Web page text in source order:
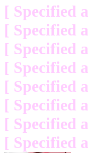
[ Specified
[ Specified
[ Specified
[ Specified
[ Specified
[ Specified
[ Specified
[ Specified